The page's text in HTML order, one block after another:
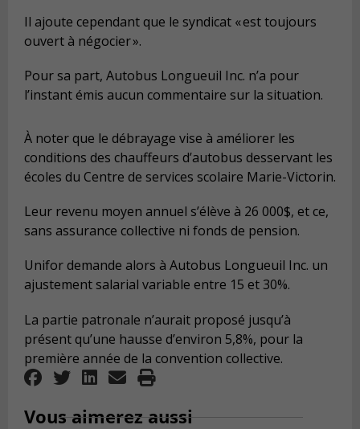
Il ajoute cependant que le syndicat « est toujours
ouvert à négocier ».
Pour sa part, Autobus Longueuil Inc. n’a pour
l’instant émis aucun commentaire sur la situation.
À noter que le débrayage vise à améliorer les
conditions des chauffeurs d’autobus desservant les
écoles du Centre de services scolaire Marie-Victorin.
Leur revenu moyen annuel s’élève à 26 000$, et ce,
sans assurance collective ni fonds de pension.
Unifor demande alors à Autobus Longueuil Inc. un
ajustement salarial variable entre 15 et 30%.
La partie patronale n’aurait proposé jusqu’à
présent qu’une hausse d’environ 5,8%, pour la
première année de la convention collective.
Vous aimerez aussi